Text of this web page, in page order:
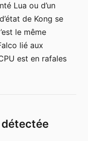
Lua ou d’un
de Kong se
le même
lié aux
est en rafales